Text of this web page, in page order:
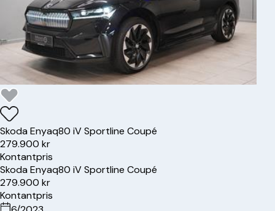
SkodaEnyaq80 iV Sportline Coupé
279.900 kr
Kontantpris
SkodaEnyaq80 iV Sportline Coupé
279.900 kr
Kontantpris